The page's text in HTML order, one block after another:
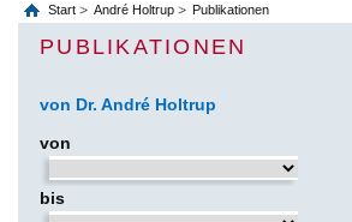
Start André Holtrup Publikationen
PUBLIKATIONEN
von Dr. André Holtrup
von
bis